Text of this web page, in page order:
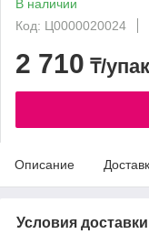
В наличии
Код: Ц0000020024
2 710 ₸/
Описание
Условия доставки